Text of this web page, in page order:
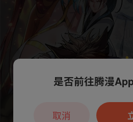
本章节仅支持App阅读
户7天免费
是否前往腾漫
取消